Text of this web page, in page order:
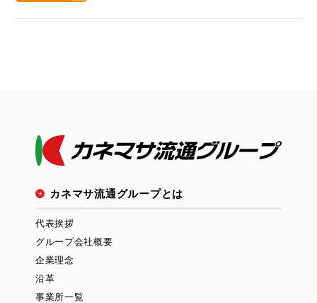
カネマサ流通グループとは
代表挨拶
グループ会社概要
企業理念
沿革
事業所一覧